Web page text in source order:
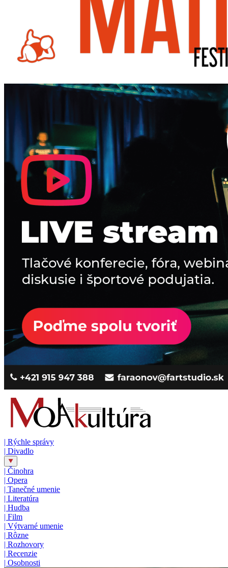
| Rýchle správy
| Divadlo
| Činohra
| Opera
| Tanečné umenie
| Literatúra
| Hudba
| Film
| Výtvarné umenie
| Rôzne
| Rozhovory
| Recenzie
| Osobnosti